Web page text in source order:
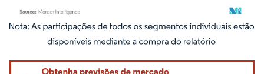
Imagem © Mordor Intelligence. O reuso requer atribuição conforme CC BY 4.0.